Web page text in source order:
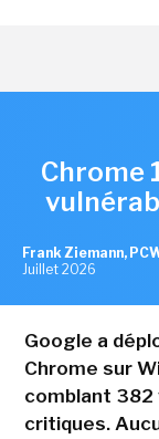
Chrome
Frank Ziemann,
Juillet 2026
Google a
Chrome sur
comblant 382
critiques.